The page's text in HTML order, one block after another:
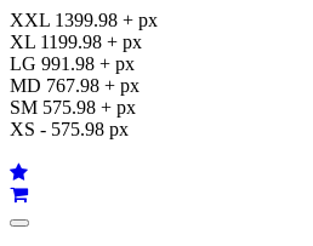
XXL 1399.98 + px
XL 1199.98 + px
LG 991.98 + px
MD 767.98 + px
SM 575.98 + px
XS - 575.98 px